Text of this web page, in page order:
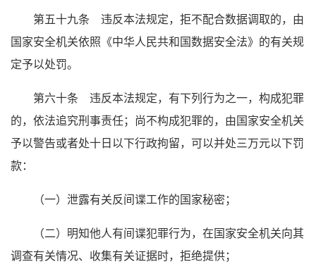
第五十九条 违反本法规定，拒不配合数据调取的，由
国家安全机关依照《中华人民共和国数据安全法》的有关规
定予以处罚。
第六十条 违反本法规定，有下列行为之一，构成犯罪
的，依法追究刑事责任；尚不构成犯罪的，由国家安全机关
予以警告或者处十日以下行政拘留，可以并处三万元以下罚
款：
（一）泄露有关反间谍工作的国家秘密；
（二）明知他人有间谍犯罪行为，在国家安全机关向其
调查有关情况、收集有关证据时，拒绝提供；